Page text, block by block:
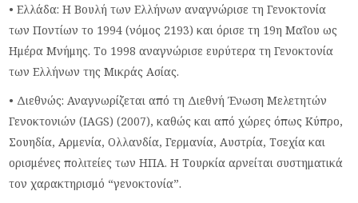
• Ελλάδα: Η Βουλή των Ελλήνων αναγνώρισε τη Γενοκτονία
των Ποντίων το 1994 (νόμος 2193) και όρισε τη 19η Μαΐου ως
Ημέρα Μνήμης. Το 1998 αναγνώρισε ευρύτερα τη Γενοκτονία
των Ελλήνων της Μικράς Ασίας.
• Διεθνώς: Αναγνωρίζεται από τη Διεθνή Ένωση Μελετητών
Γενοκτονιών (IAGS) (2007), καθώς και από χώρες όπως Κύπρο,
Σουηδία, Αρμενία, Ολλανδία, Γερμανία, Αυστρία, Τσεχία και
ορισμένες πολιτείες των ΗΠΑ. Η Τουρκία αρνείται συστηματικά
τον χαρακτηρισμό “γενοκτονία”.